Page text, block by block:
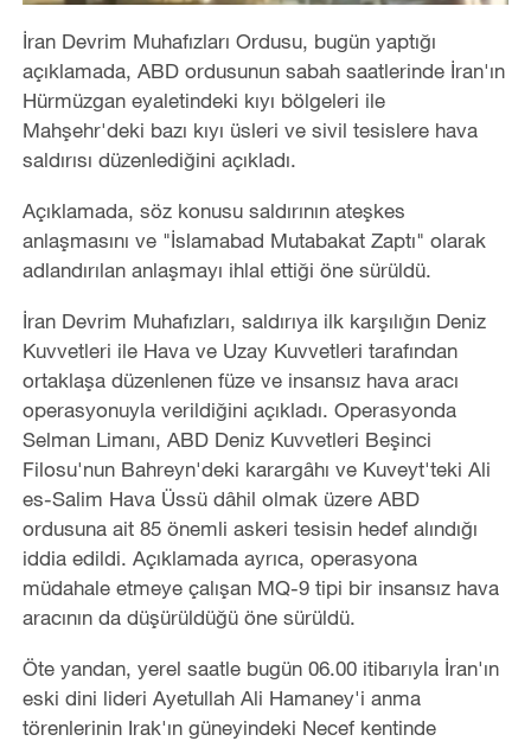
İran Devrim Muhafızları Ordusu, bugün yaptığı
açıklamada, ABD ordusunun sabah saatlerinde İran'ın
Hürmüzgan eyaletindeki kıyı bölgeleri ile
Mahşehr'deki bazı kıyı üsleri ve sivil tesislere hava
saldırısı düzenlediğini açıkladı.
Açıklamada, söz konusu saldırının ateşkes
anlaşmasını ve "İslamabad Mutabakat Zaptı" olarak
adlandırılan anlaşmayı ihlal ettiği öne sürüldü.
İran Devrim Muhafızları, saldırıya ilk karşılığın Deniz
Kuvvetleri ile Hava ve Uzay Kuvvetleri tarafından
ortaklaşa düzenlenen füze ve insansız hava aracı
operasyonuyla verildiğini açıkladı. Operasyonda
Selman Limanı, ABD Deniz Kuvvetleri Beşinci
Filosu'nun Bahreyn'deki karargâhı ve Kuveyt'teki Ali
es-Salim Hava Üssü dâhil olmak üzere ABD
ordusuna ait 85 önemli askeri tesisin hedef alındığı
iddia edildi. Açıklamada ayrıca, operasyona
müdahale etmeye çalışan MQ-9 tipi bir insansız hava
aracının da düşürüldüğü öne sürüldü.
Öte yandan, yerel saatle bugün 06.00 itibarıyla İran'ın
eski dini lideri Ayetullah Ali Hamaney'i anma
törenlerinin Irak'ın güneyindeki Necef kentinde